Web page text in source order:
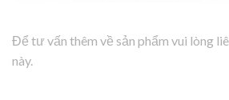
Để tư vấn thêm về sản phẩm vui lòng
này.